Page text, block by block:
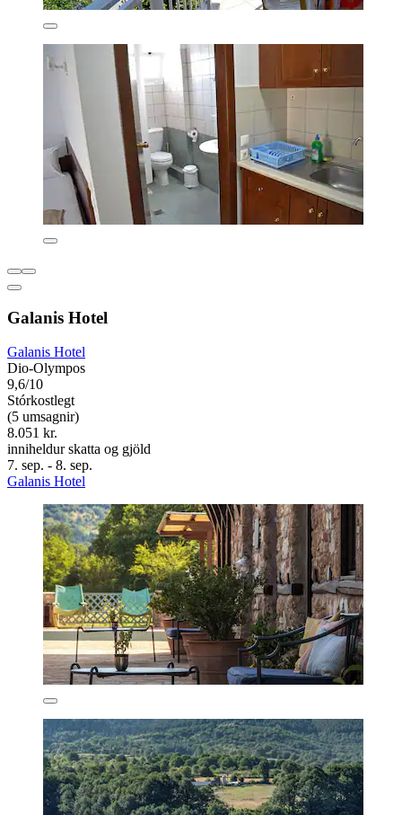
Galanis Hotel
Galanis Hotel
Dio-Olympos
9,6/10
Stórkostlegt
(5 umsagnir)
8.051 kr.
inniheldur skatta og gjöld
7. sep. - 8. sep.
Galanis Hotel